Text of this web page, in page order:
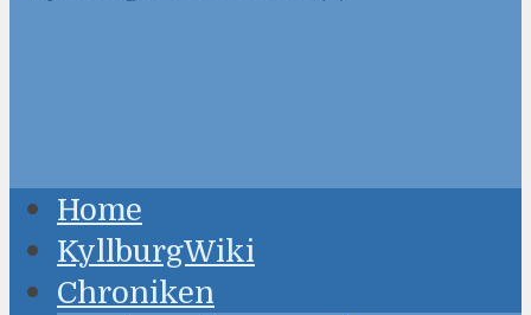
Home
KyllburgWiki
Chroniken